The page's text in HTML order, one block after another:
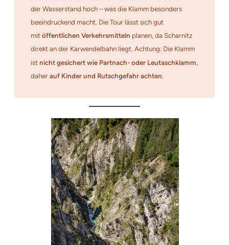
der Wasserstand hoch – was die Klamm besonders
beeindruckend macht. Die Tour lässt sich gut
mitöffentlichen Verkehrsmitteln planen, da Scharnitz
direkt an der Karwendelbahn liegt. Achtung: Die Klamm
istnicht gesichert wie Partnach- oder Leutaschklamm,
daherauf Kinder und Rutschgefahr achten.